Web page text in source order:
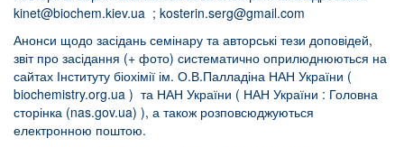
kinet@biochem.kiev.ua ; kosterin.serg@gmail.com
Анонси щодо засідань семінару та авторські тези доповідей,
звіт про засідання (+ фото) систематично оприлюднюються на
сайтах Інституту біохімії ім. О.В.Палладіна НАН України (
biochemistry.org.ua ) та НАН України ( НАН України : Головна
сторінка (nas.gov.ua) ), а також розповсюджуються
електронною поштою.